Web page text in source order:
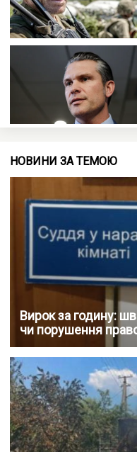
НОВИНИ ЗА ТЕМОЮ
Вирок за годину:
чи порушення